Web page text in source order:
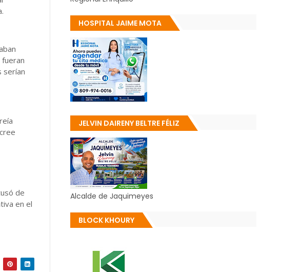
serían
de
en el
HOSPITAL JAIME MOTA
JELVIN DAIRENY BELTRE FÉLIZ
Alcalde de Jaquimeyes
BLOCK KHOURY